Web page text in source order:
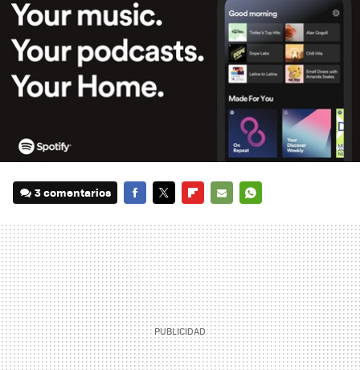
3 comentarios
MAIL